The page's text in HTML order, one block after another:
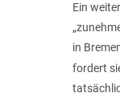
Ein
„
in
fordert